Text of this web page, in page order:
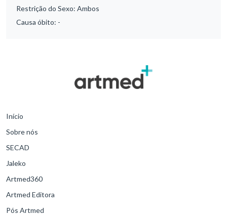
Restrição do Sexo: Ambos
Causa óbito: -
Início
Sobre nós
SECAD
Jaleko
Artmed360
Artmed Editora
Pós Artmed